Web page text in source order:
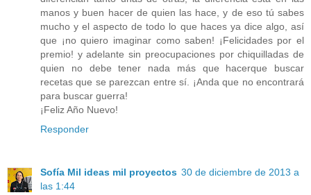
manos y buen hacer de quien las hace, y de eso tú sabes
mucho y el aspecto de todo lo que haces ya dice algo, así
que ¡no quiero imaginar como saben! ¡Felicidades por el
premio! y adelante sin preocupaciones por chiquilladas de
quien no debe tener nada más que hacerque buscar
recetas que se parezcan entre sí. ¡Anda que no encontrará
para buscar guerra!
¡Feliz Año Nuevo!
Responder
Sofía Mil ideas mil proyectos 30 de diciembre de 2013 a
las 1:44